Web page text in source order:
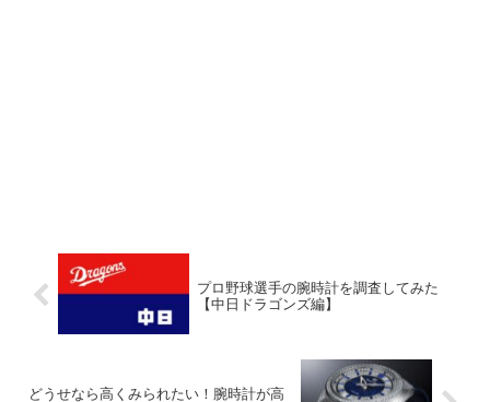
プロ野球選手の腕時計を調査してみた
【中日ドラゴンズ編】
どうせなら高くみられたい！腕時計が高